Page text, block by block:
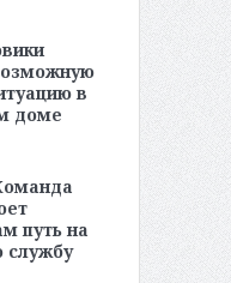
в
доме
путь на
службу